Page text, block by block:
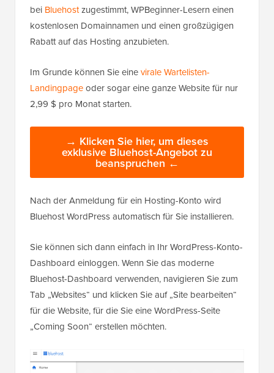
bei Bluehostzugestimmt, WPBeginner-Lesern einen
kostenlosen Domainnamen und einen großzügigen
Rabatt auf das Hosting anzubieten.
Im Grunde können Sie einevirale Wartelisten-
Landingpageoder sogar eine ganze Website für nur
2,99 $ pro Monat starten.
→ Klicken Sie hier, um dieses
exklusive Bluehost-Angebot zu
beanspruchen ←
Nach der Anmeldung für ein Hosting-Konto wird
Bluehost WordPress automatisch für Sie installieren.
Sie können sich dann einfach in Ihr WordPress-Konto-
Dashboard einloggen. Wenn Sie das moderne
Bluehost-Dashboard verwenden, navigieren Sie zum
Tab „Websites“ und klicken Sie auf „Site bearbeiten“
für die Website, für die Sie eine WordPress-Seite
„Coming Soon“ erstellen möchten.